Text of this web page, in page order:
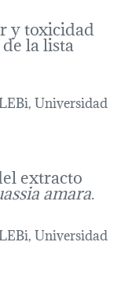
y toxicidad
la lista
Universidad
extracto
amara.
Universidad